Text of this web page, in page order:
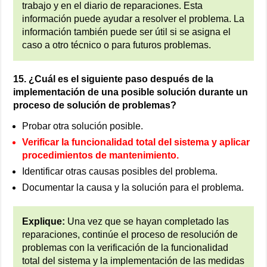
trabajo y en el diario de reparaciones. Esta
información puede ayudar a resolver el problema. La
información también puede ser útil si se asigna el
caso a otro técnico o para futuros problemas.
15. ¿Cuál es el siguiente paso después de la
implementación de una posible solución durante un
proceso de solución de problemas?
Probar otra solución posible.
Verificar la funcionalidad total del sistema y aplicar
procedimientos de mantenimiento.
Identificar otras causas posibles del problema.
Documentar la causa y la solución para el problema.
Explique: Una vez que se hayan completado las
reparaciones, continúe el proceso de resolución de
problemas con la verificación de la funcionalidad
total del sistema y la implementación de las medidas